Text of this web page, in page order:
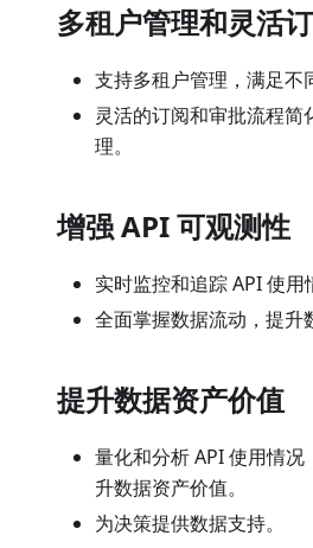
多租户管理和灵活
支持多租户管理，满足不
灵活的订阅和审批流程简
理。
增强 API 可观测性
实时监控和追踪 API 使用
全面掌握数据流动，提升
提升数据资产价值
量化和分析 API 使用情况
升数据资产价值。
为决策提供数据支持。